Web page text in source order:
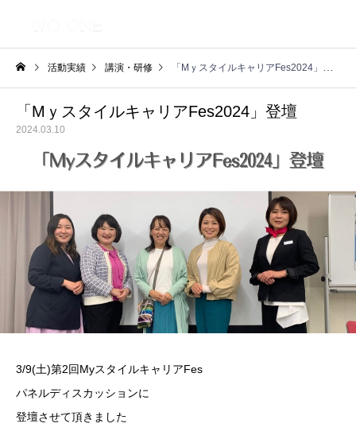
活動実績 講演・研修 「MｙスタイルキャリアFes2024」登壇
「MｙスタイルキャリアFes2024」登壇
2024.03.10
3/9(土)第2回MyスタイルキャリアFes
パネルディスカッションに
登壇させて頂きました